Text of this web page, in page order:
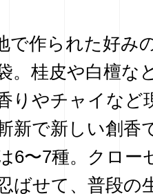
で作られた好み
。桂皮や白檀な
りやチャイなど
新で新しい創香
6〜7種。クロー
ばせて、普段の